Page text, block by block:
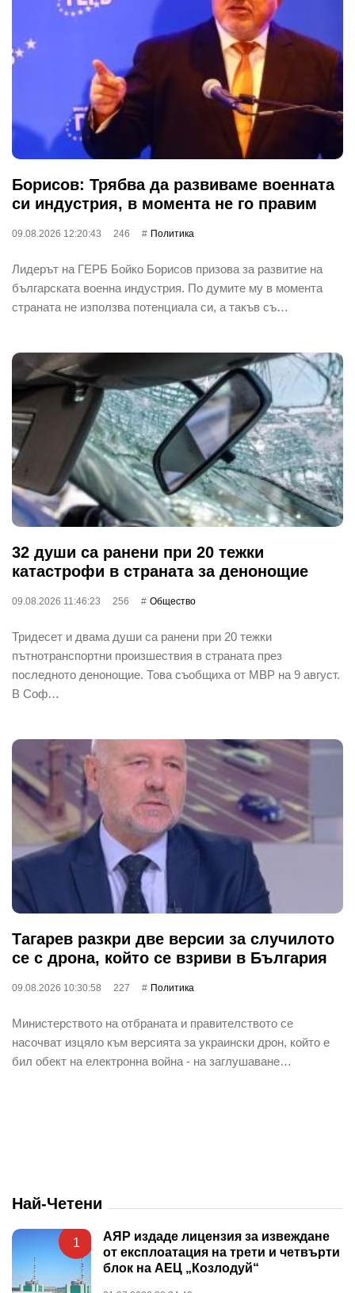
Борисов: Трябва да развиваме военната
си индустрия, в момента не го правим
09.08.2026 12:20:43 246 Политика
Лидерът на ГЕРБ Бойко Борисов призова за развитие на
българската военна индустрия. По думите му в момента
страната не използва потенциала си, а такъв съ…
32 души са ранени при 20 тежки
катастрофи в страната за денонощие
09.08.2026 11:46:23 256 Общество
Тридесет и двама души са ранени при 20 тежки
пътнотранспортни произшествия в страната през
последното денонощие. Това съобщиха от МВР на 9 август.
В Соф…
Тагарев разкри две версии за случилото
се с дрона, който се взриви в България
09.08.2026 10:30:58 227 Политика
Министерството на отбраната и правителството се
насочват изцяло към версията за украински дрон, който е
бил обект на електронна война - на заглушаване…
Най-Четени
1
АЯР издаде лицензия за извеждане
от експлоатация на трети и четвърти
блок на АЕЦ „Козлодуй“